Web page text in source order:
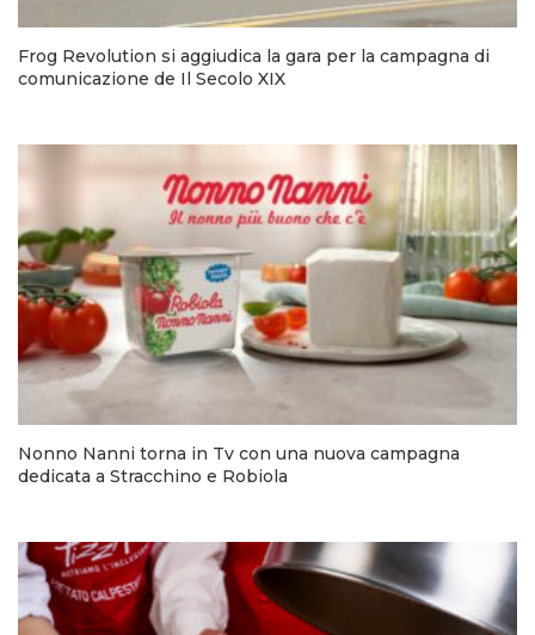
Frog Revolution si aggiudica la gara per la campagna di
comunicazione de Il Secolo XIX
Nonno Nanni torna in Tv con una nuova campagna
dedicata a Stracchino e Robiola